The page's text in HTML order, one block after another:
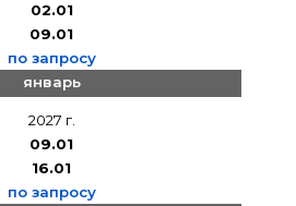
02.01
09.01
по запросу
январь
2027 г.
09.01
16.01
по запросу